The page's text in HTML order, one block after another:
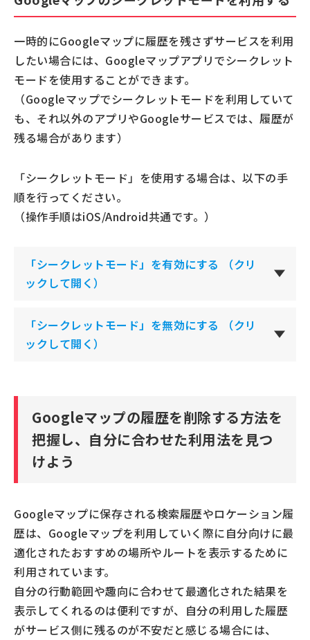
一時的にGoogleマップに履歴を残さずサービスを利用
したい場合には、Googleマップアプリでシークレット
モードを使用することができます。
（Googleマップでシークレットモードを利用していて
も、それ以外のアプリやGoogleサービスでは、履歴が
残る場合があります）
「シークレットモード」を使用する場合は、以下の手
順を行ってください。
（操作手順はiOS/Android共通です。）
「シークレットモード」を有効にする
（クリ
ックして開く）
「シークレットモード」を無効にする
（クリ
ックして開く）
Googleマップの履歴を削除する方法を
把握し、自分に合わせた利用法を見つ
けよう
Googleマップに保存される検索履歴やロケーション履
歴は、Googleマップを利用していく際に自分向けに最
適化されたおすすめの場所やルートを表示するために
利用されています。
自分の行動範囲や趣向に合わせて最適化された結果を
表示してくれるのは便利ですが、自分の利用した履歴
がサービス側に残るのが不安だと感じる場合には、